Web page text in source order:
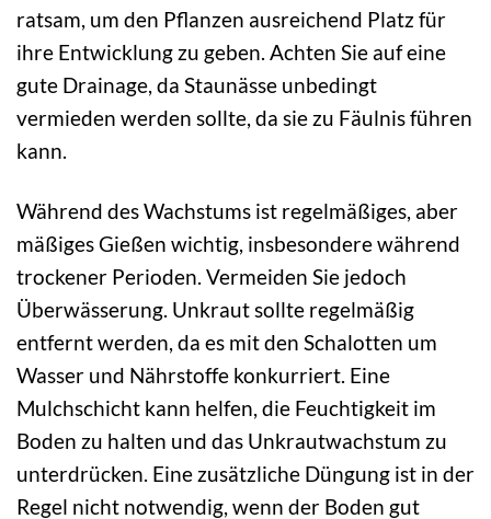
ratsam, um den Pflanzen ausreichend Platz für
ihre Entwicklung zu geben. Achten Sie auf eine
gute Drainage, da Staunässe unbedingt
vermieden werden sollte, da sie zu Fäulnis führen
kann.
Während des Wachstums ist regelmäßiges, aber
mäßiges Gießen wichtig, insbesondere während
trockener Perioden. Vermeiden Sie jedoch
Überwässerung. Unkraut sollte regelmäßig
entfernt werden, da es mit den Schalotten um
Wasser und Nährstoffe konkurriert. Eine
Mulchschicht kann helfen, die Feuchtigkeit im
Boden zu halten und das Unkrautwachstum zu
unterdrücken. Eine zusätzliche Düngung ist in der
Regel nicht notwendig, wenn der Boden gut